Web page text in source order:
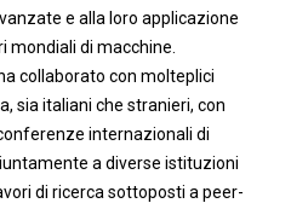
e alla loro applicazione
mondiali di macchine.
collaborato con molteplici
sia italiani che stranieri, con
internazionali di
a diverse istituzioni
di ricerca sottoposti a peer-